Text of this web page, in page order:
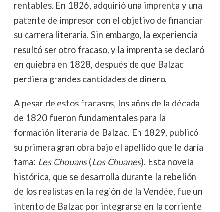
rentables. En 1826, adquirió una imprenta y una
patente de impresor con el objetivo de financiar
su carrera literaria. Sin embargo, la experiencia
resultó ser otro fracaso, y la imprenta se declaró
en quiebra en 1828, después de que Balzac
perdiera grandes cantidades de dinero.
A pesar de estos fracasos, los años de la década
de 1820 fueron fundamentales para la
formación literaria de Balzac. En 1829, publicó
su primera gran obra bajo el apellido que le daría
fama: Les Chouans(Los Chuanes). Esta novela
histórica, que se desarrolla durante la rebelión
de los realistas en la región de la Vendée, fue un
intento de Balzac por integrarse en la corriente